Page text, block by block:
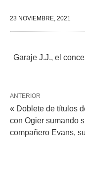
23 NOVIEMBRE, 2021
Garaje J.J., el
ANTERIOR
« Doblete de títulos
con Ogier sumando
compañero Evans,